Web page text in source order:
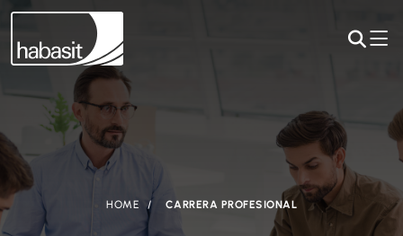
HOME CARRERA PROFESIONAL